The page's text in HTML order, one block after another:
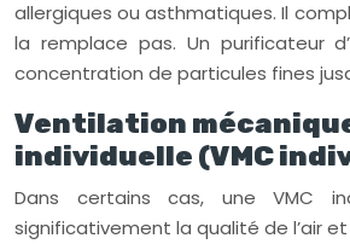
allergiques ou asthmatiques. Il
la remplace pas. Un purificateur
concentration de particules fines
Ventilation
individuelle (VMC
Dans certains cas, une VMC
significativement la qualité de l’air